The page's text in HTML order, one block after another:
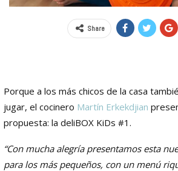
Share
Porque a los más chicos de la casa
jugar, el cocinero Martín Erkekdjian
propuesta: la deliBOX KiDs #1.
“Con mucha alegría presentamos esta
para los más pequeños, con un menú